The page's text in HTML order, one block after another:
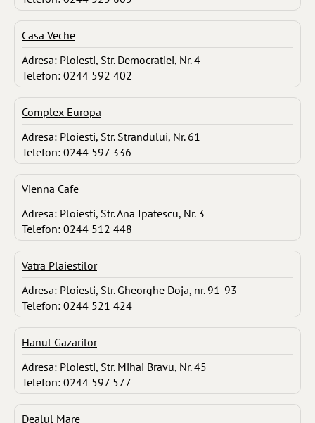
Casa Veche
Adresa: Ploiesti, Str. Democratiei, Nr. 4
Telefon: 0244 592 402
Complex Europa
Adresa: Ploiesti, Str. Strandului, Nr. 61
Telefon: 0244 597 336
Vienna Cafe
Adresa: Ploiesti, Str. Ana Ipatescu, Nr. 3
Telefon: 0244 512 448
Vatra Plaiestilor
Adresa: Ploiesti, Str. Gheorghe Doja, nr. 91-93
Telefon: 0244 521 424
Hanul Gazarilor
Adresa: Ploiesti, Str. Mihai Bravu, Nr. 45
Telefon: 0244 597 577
Dealul Mare